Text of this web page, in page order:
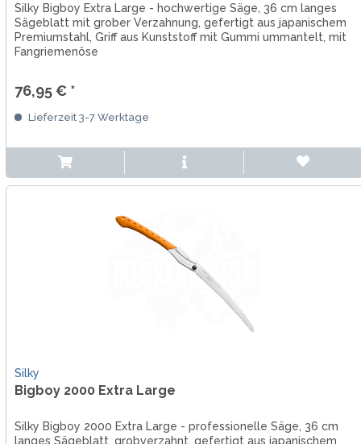
Silky Bigboy Extra Large - hochwertige Säge, 36 cm langes
Sägeblatt mit grober Verzahnung, gefertigt aus japanischem
Premiumstahl, Griff aus Kunststoff mit Gummi ummantelt, mit
Fangriemenöse
76,95 € *
Lieferzeit 3-7 Werktage
Silky
Bigboy 2000 Extra Large
Silky Bigboy 2000 Extra Large - professionelle Säge, 36 cm
langes Sägeblatt, grobverzahnt, gefertigt aus japanischem